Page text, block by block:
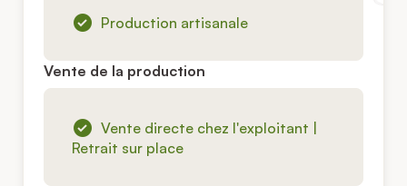
Production artisanale
Vente de la production
Vente directe chez l'exploitant |
Retrait sur place